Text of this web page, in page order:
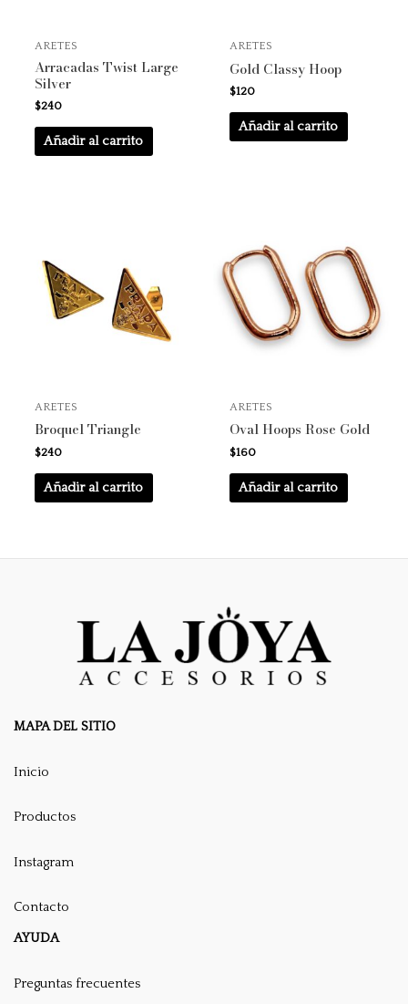
ARETES
Arracadas Twist Large
Silver
$240
Añadir al carrito
ARETES
Gold Classy Hoop
$120
Añadir al carrito
ARETES
Broquel Triangle
$240
Añadir al carrito
ARETES
Oval Hoops Rose Gold
$160
Añadir al carrito
MAPA DEL SITIO
Inicio
Productos
Instagram
Contacto
AYUDA
Preguntas frecuentes